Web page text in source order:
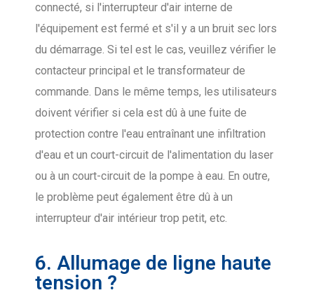
connecté, si l'interrupteur d'air interne de
l'équipement est fermé et s'il y a un bruit sec lors
du démarrage. Si tel est le cas, veuillez vérifier le
contacteur principal et le transformateur de
commande. Dans le même temps, les utilisateurs
doivent vérifier si cela est dû à une fuite de
protection contre l'eau entraînant une infiltration
d'eau et un court-circuit de l'alimentation du laser
ou à un court-circuit de la pompe à eau. En outre,
le problème peut également être dû à un
interrupteur d'air intérieur trop petit, etc.
6. Allumage de ligne haute
tension ?